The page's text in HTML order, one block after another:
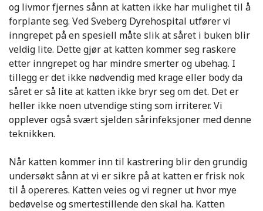
og livmor fjernes sånn at katten ikke har mulighet til å
forplante seg. Ved Sveberg Dyrehospital utfører vi
inngrepet på en spesiell måte slik at såret i buken blir
veldig lite. Dette gjør at katten kommer seg raskere
etter inngrepet og har mindre smerter og ubehag. I
tillegg er det ikke nødvendig med krage eller body da
såret er så lite at katten ikke bryr seg om det. Det er
heller ikke noen utvendige sting som irriterer. Vi
opplever også svært sjelden sårinfeksjoner med denne
teknikken.
Når katten kommer inn til kastrering blir den grundig
undersøkt sånn at vi er sikre på at katten er frisk nok
til å opereres. Katten veies og vi regner ut hvor mye
bedøvelse og smertestillende den skal ha. Katten